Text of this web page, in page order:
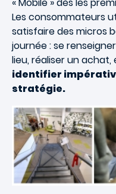
Les consommateurs
satisfaire des micros
journée : se
lieu, réaliser un achat,
identifier
stratégie.